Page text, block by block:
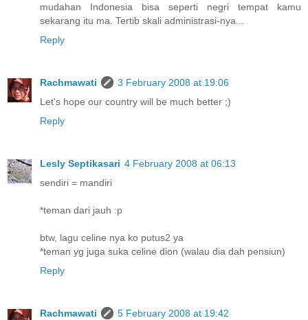
mudahan Indonesia bisa seperti negri tempat kamu
sekarang itu ma. Tertib skali administrasi-nya...
Reply
Rachmawati
3 February 2008 at 19:06
Let's hope our country will be much better ;)
Reply
Lesly Septikasari 4 February 2008 at 06:13
sendiri = mandiri
*teman dari jauh :p
btw, lagu celine nya ko putus2 ya
*teman yg juga suka celine dion (walau dia dah pensiun)
Reply
Rachmawati
5 February 2008 at 19:42